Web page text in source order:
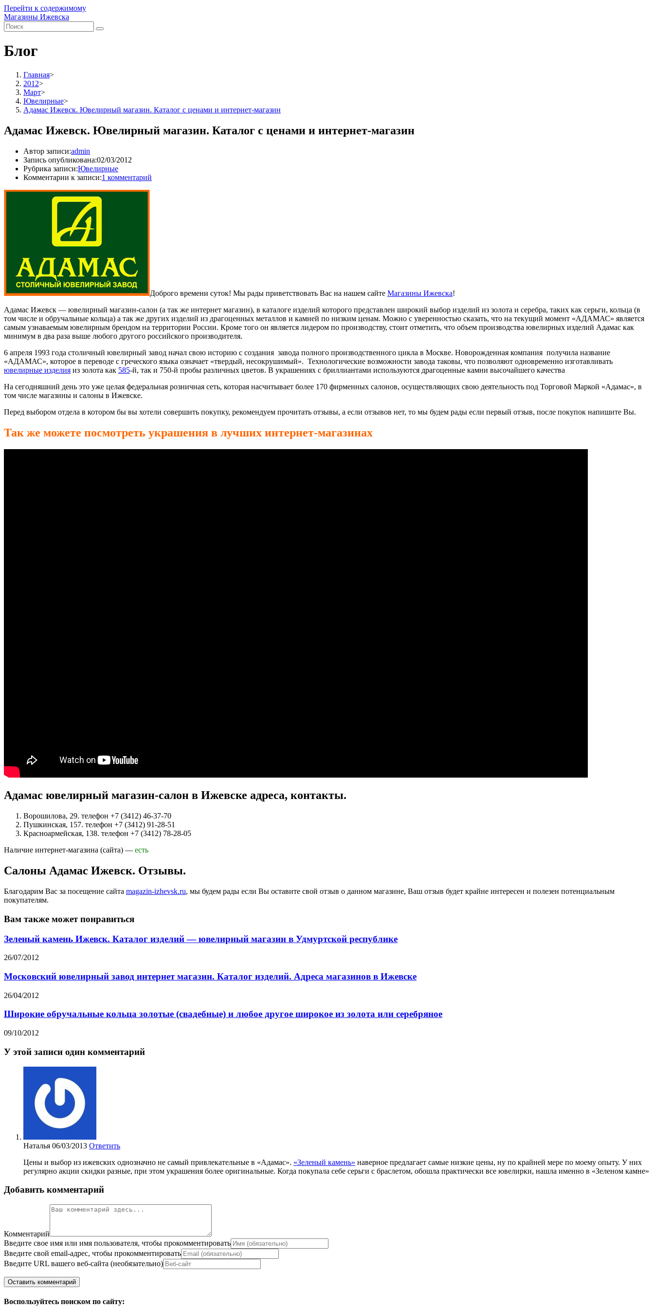
Перейти к содержимому
Магазины Ижевска
Блог
Главная>
2012>
Март>
Ювелирные>
Адамас Ижевск. Ювелирный магазин. Каталог с ценами и интернет-магазин
Адамас Ижевск. Ювелирный магазин. Каталог с ценами и интернет-магазин
Автор записи:admin
Запись опубликована:02/03/2012
Рубрика записи:Ювелирные
Комментарии к записи:1 комментарий
Доброго времени суток! Мы рады приветствовать Вас на нашем сайте Магазины Ижевска!
Адамас Ижевск — ювелирный магазин-салон (а так же интернет магазин), в каталоге изделий которого представлен широкий выбор изделий из золота и серебра, таких как серьги, кольца (в
том числе и обручальные кольца) а так же других изделий из драгоценных металлов и камней по низким ценам. Можно с уверенностью сказать, что на текущий момент «АДАМАС» является
самым узнаваемым ювелирным брендом на территории России. Кроме того он является лидером по производству, стоит отметить, что объем производства ювелирных изделий Адамас как
минимум в два раза выше любого другого российского производителя.
6 апреля 1993 года столичный ювелирный завод начал свою историю с создания завода полного производственного цикла в Москве. Новорожденная компания получила название
«АДАМАС», которое в переводе с греческого языка означает «твердый, несокрушимый». Технологические возможности завода таковы, что позволяют одновременно изготавливать
ювелирные изделия из золота как 585-й, так и 750-й пробы различных цветов. В украшениях с бриллиантами используются драгоценные камни высочайшего качества
На сегодняшний день это уже целая федеральная розничная сеть, которая насчитывает более 170 фирменных салонов, осуществляющих свою деятельность под Торговой Маркой «Адамас», в
том числе магазины и салоны в Ижевске.
Перед выбором отдела в котором бы вы хотели совершить покупку, рекомендуем прочитать отзывы, а если отзывов нет, то мы будем рады если первый отзыв, после покупок напишите Вы.
Так же можете посмотреть украшения в лучших интернет-магазинах
Адамас ювелирный магазин-салон в Ижевске адреса, контакты.
Ворошилова, 29. телефон +7 (3412) 46-37-70
Пушкинская, 157. телефон +7 (3412) 91-28-51
Красноармейская, 138. телефон +7 (3412) 78-28-05
Наличие интернет-магазина (сайта) — есть
Салоны Адамас Ижевск. Отзывы.
Благодарим Вас за посещение сайта magazin-izhevsk.ru, мы будем рады если Вы оставите свой отзыв о данном магазине, Ваш отзыв будет крайне интересен и полезен потенциальным
покупателям.
Вам также может понравиться
Зеленый камень Ижевск. Каталог изделий — ювелирный магазин в Удмуртской республике
26/07/2012
Московский ювелирный завод интернет магазин. Каталог изделий. Адреса магазинов в Ижевске
26/04/2012
Широкие обручальные кольца золотые (свадебные) и любое другое широкое из золота или серебряное
09/10/2012
У этой записи один комментарий
Наталья 06/03/2013 Ответить
Цены и выбор из ижевских однозначно не самый привлекательные в «Адамас». «Зеленый камень» наверное предлагает самые низкие цены, ну по крайней мере по моему опыту. У них
регулярно акции скидки разные, при этом украшения более оригинальные. Когда покупала себе серьги с браслетом, обошла практически все ювелирки, нашла именно в «Зеленом камне»
Добавить комментарий
Комментарий
Введите свое имя или имя пользователя, чтобы прокомментировать
Введите свой email-адрес, чтобы прокомментировать
Введите URL вашего веб-сайта (необязательно)
Воспользуйтесь поиском по сайту: